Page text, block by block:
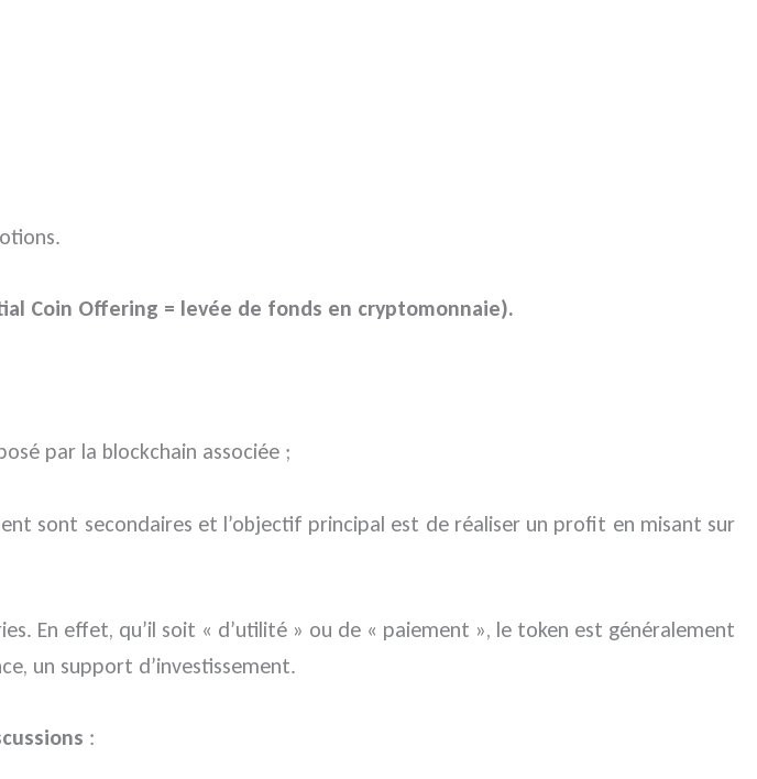
Coin Offering = levée de fonds en cryptomonnaie).
par la blockchain associée ;
sont secondaires et l’objectif principal est de réaliser un profit en misant sur
En effet, qu’il soit « d’utilité » ou de « paiement », le token est généralement
un support d’investissement.
: